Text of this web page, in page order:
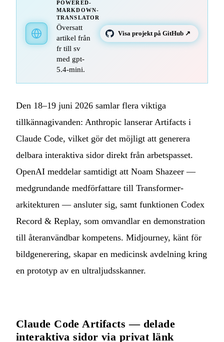
POWERED-
MARKDOWN-
TRANSLATOR
Översatt
artikel från
fr till sv
med gpt-
5.4-mini.
Visa projekt på GitHub ↗
Den 18–19 juni 2026 samlar flera viktiga
tillkännagivanden: Anthropic lanserar Artifacts i
Claude Code, vilket gör det möjligt att generera
delbara interaktiva sidor direkt från arbetspasset.
OpenAI meddelar samtidigt att Noam Shazeer —
medgrundande medförfattare till Transformer-
arkitekturen — ansluter sig, samt funktionen Codex
Record & Replay, som omvandlar en demonstration
till återanvändbar kompetens. Midjourney, känt för
bildgenerering, skapar en medicinsk avdelning kring
en prototyp av en ultraljudsskanner.
Claude Code Artifacts — delade
interaktiva sidor via privat länk